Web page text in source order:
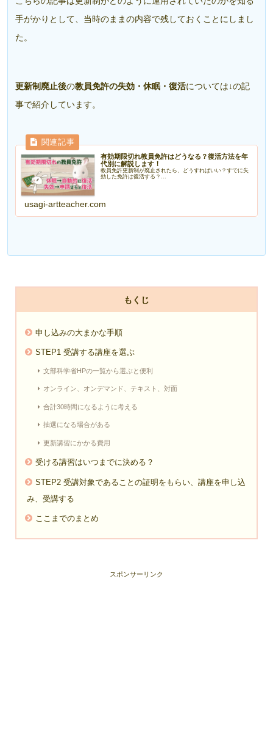
手がかりとして、当時のままの内容で残しておくことにしまし
た。
更新制廃止後の教員免許の失効・休眠・復活については↓の記
事で紹介しています。
有効期限切れ教員免許はどうなる？復活方法を年
代別に解説します！
教員免許更新制が廃止されたら、どうすればいい？すでに失
効した免許は復活する？...
usagi-artteacher.com
もくじ
申し込みの大まかな手順
STEP1 受講する講座を選ぶ
文部科学省HPの一覧から選ぶと便利
オンライン、オンデマンド、テキスト、対面
合計30時間になるように考える
抽選になる場合がある
更新講習にかかる費用
受ける講習はいつまでに決める？
STEP2 受講対象であることの証明をもらい、講座を申し込
み、受講する
ここまでのまとめ
スポンサーリンク